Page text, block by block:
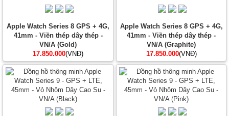
Apple Watch Series 8 GPS + 4G,
41mm - Viền thép dây thép -
VN/A (Gold)
17.850.000(VNĐ)
Apple Watch Series 8 GPS + 4G,
41mm - Viền thép dây thép -
VN/A (Graphite)
17.850.000(VNĐ)